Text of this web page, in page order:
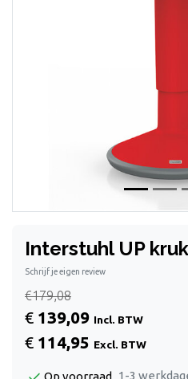
Interstuhl UP
Schrijf je eigen review
€179,08
€ 139,09 Incl. BTW
€ 114,95 Excl. BTW
Op voorraad 1-3